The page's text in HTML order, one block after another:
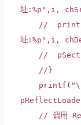
址:%p",i,
//
址:%p",i,
//
//}
printf(
// 调用